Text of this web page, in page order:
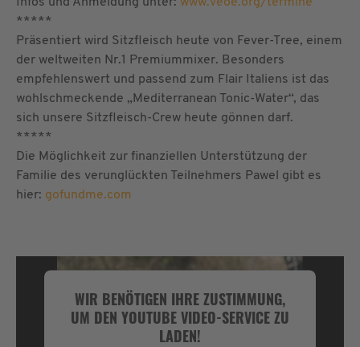
*****
Präsentiert wird Sitzfleisch heute von Fever-Tree, einem
der weltweiten Nr.1 Premiummixer. Besonders
empfehlenswert und passend zum Flair Italiens ist das
wohlschmeckende „Mediterranean Tonic-Water“, das
sich unsere Sitzfleisch-Crew heute gönnen darf.
*****
Die Möglichkeit zur finanziellen Unterstützung der
Familie des verunglückten Teilnehmers Pawel gibt es
hier: gofundme.com
WIR BENÖTIGEN IHRE ZUSTIMMUNG,
UM DEN YOUTUBE VIDEO-SERVICE ZU
LADEN!